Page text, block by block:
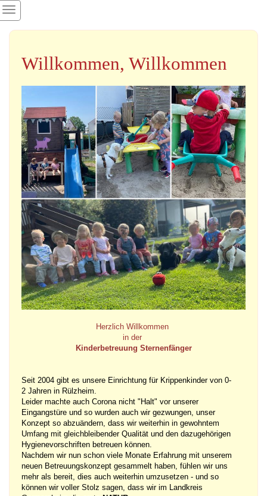
Willkommen, Willkommen
Herzlich Willkommen
in der
Kinderbetreuung Sternenfänger
Seit 2004 gibt es unsere Einrichtung für Krippenkinder von 0-
2 Jahren in Rülzheim.
Leider machte auch Corona nicht "Halt" vor unserer
Eingangstüre und so wurden auch wir gezwungen, unser
Konzept so abzuändern, dass wir weiterhin in gewohntem
Umfang mit gleichbleibender Qualität und den dazugehörigen
Hygienevorschriften betreuen können.
Nachdem wir nun schon viele Monate Erfahrung mit unserem
neuen Betreuungskonzept gesammelt haben, fühlen wir uns
mehr als bereit, dies auch weiterhin umzusetzen - und so
können wir voller Stolz sagen, dass wir im Landkreis